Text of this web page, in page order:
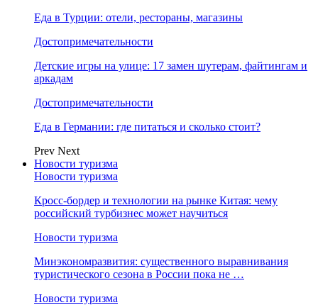
Еда в Турции: отели, рестораны, магазины
Достопримечательности
Детские игры на улице: 17 замен шутерам, файтингам и
аркадам
Достопримечательности
Еда в Германии: где питаться и сколько стоит?
Prev Next
Новости туризма
Новости туризма
Кросс-бордер и технологии на рынке Китая: чему
российский турбизнес может научиться
Новости туризма
Минэкономразвития: существенного выравнивания
туристического сезона в России пока не …
Новости туризма